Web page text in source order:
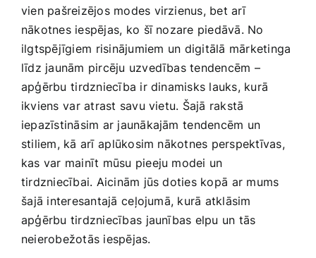
Mājsaimniecības preces
Mēbeles un interjers
Medicīnas preces
Mobilie telefoni, planšetdatori
Pakalpojumi
vien pašreizējos modes virzienus, bet arī
nākotnes iespējas,⁣ ko‌ šī​ nozare piedāvā. No
ilgtspējīgiem⁣ risinājumiem ⁢un digitālā mārketinga
‌līdz jaunām pircēju uzvedības tendencēm ‌–⁢
apģērbu ⁢tirdzniecība ir dinamisks lauks, ​kurā
ikviens ⁢var atrast savu vietu. Šajā rakstā
iepazīstināsim ​ar jaunākajām ⁣tendencēm un
stiliem, kā arī⁤ aplūkosim nākotnes perspektīvas,
kas var mainīt mūsu pieeju modei⁤ un
tirdzniecībai. Aicinām jūs doties​ kopā⁢ ar mums
⁢šajā interesantajā ⁢ceļojumā, kurā atklāsim
apģērbu tirdzniecības⁤ jaunības elpu un tās
‌neierobežotās iespējas.